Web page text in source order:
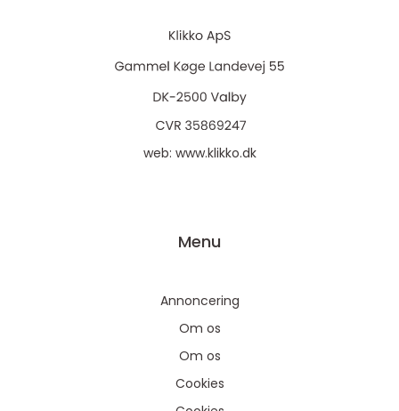
web: www.klikko.dk
Menu
Annoncering
Om os
Om os
Cookies